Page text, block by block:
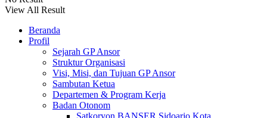
View All Result
Beranda
Profil
Sejarah GP Ansor
Struktur Organisasi
Visi, Misi, dan Tujuan GP Ansor
Sambutan Ketua
Departemen & Program Kerja
Badan Otonom